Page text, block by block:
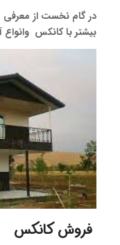
در گام نخست از معرفی
بیشتر با کانکس وانواع
فروش کانکس